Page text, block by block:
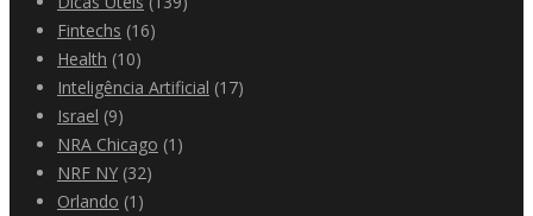
Fintechs (16)
Health (10)
Inteligência Artificial (17)
Israel (9)
NRA Chicago (1)
NRF NY (32)
Orlando (1)